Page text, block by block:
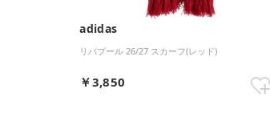
adidas
リバプール 26/27 スカーフ(レッド)
￥3,850